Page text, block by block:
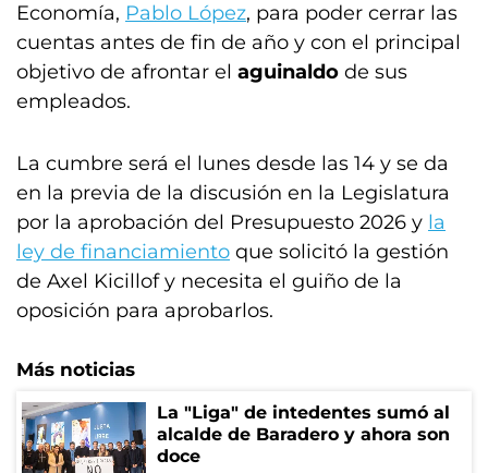
Economía, Pablo López, para poder cerrar las
cuentas antes de fin de año y con el principal
objetivo de afrontar el aguinaldo de sus
empleados.
La cumbre será el lunes desde las 14 y se da
en la previa de la discusión en la Legislatura
por la aprobación del Presupuesto 2026 y la
ley de financiamiento que solicitó la gestión
de Axel Kicillof y necesita el guiño de la
oposición para aprobarlos.
Más noticias
La "Liga" de intedentes sumó al
alcalde de Baradero y ahora son
doce